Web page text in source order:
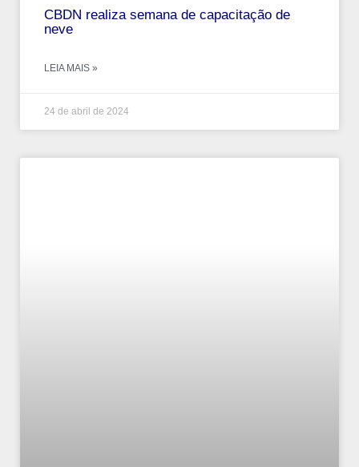
CBDN realiza semana de capacitação de
neve
LEIA MAIS »
24 de abril de 2024